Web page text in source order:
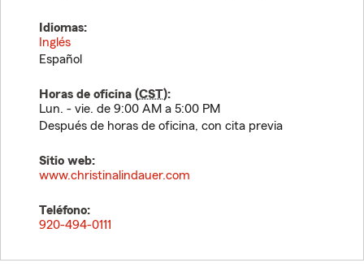
Idiomas:
Inglés
Español
Horas de oficina (CST):
Lun. - vie. de 9:00 AM a 5:00 PM
Después de horas de oficina, con cita previa
Sitio web:
www.christinalindauer.com
Teléfono:
920-494-0111